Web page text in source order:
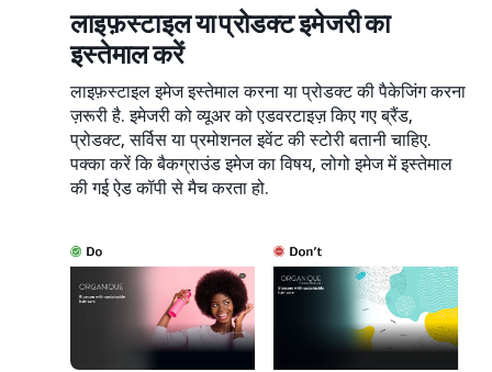
लाइफ़स्टाइल या प्रोडक्ट इमेजरी का
इस्तेमाल करें
लाइफ़स्टाइल इमेज इस्तेमाल करना या प्रोडक्ट की पैकेजिंग करना
ज़रूरी है. इमेजरी को व्यूअर को एडवरटाइज़ किए गए ब्रैंड,
प्रोडक्ट, सर्विस या प्रमोशनल इवेंट की स्टोरी बतानी चाहिए.
पक्का करें कि बैकग्राउंड इमेज का विषय, लोगो इमेज में इस्तेमाल
की गई ऐड कॉपी से मैच करता हो.